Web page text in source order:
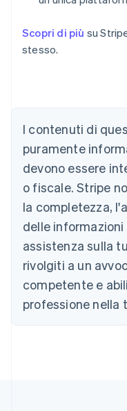
Scopri di più su
stesso.
I contenuti di
puramente
devono essere
o fiscale. Stripe
la completezza,
delle
assistenza sulla
rivolgiti a un
competente e
professione nella
Austria
Belgio
Nederlands Français
Brasile
Português English
Bulgaria
English
Canada
EnglishFrançais
Cina continentale
简体中文
Cipro
English
Croazia
Danimarca